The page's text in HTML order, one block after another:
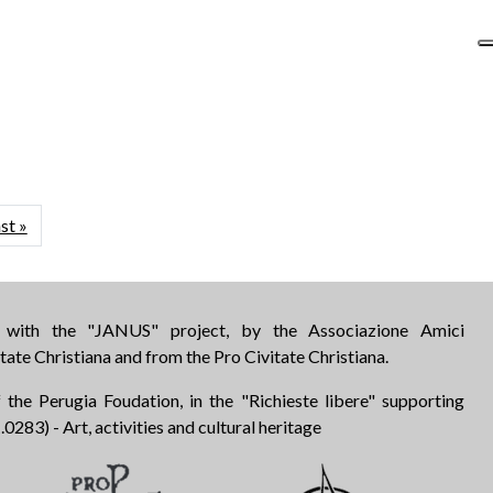
»Last page
the "JANUS" project, by the Associazione Amici
Christiana and from the Pro Civitate Christiana.
Perugia Foudation, in the "Richieste libere" supporting
- Art, activities and cultural heritage